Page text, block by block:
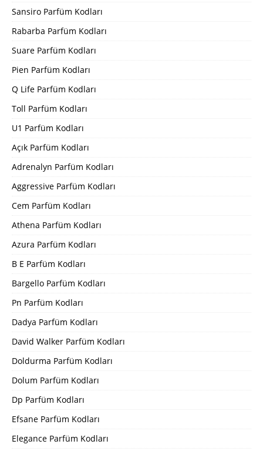
Sansiro Parfüm Kodları
Rabarba Parfüm Kodları
Suare Parfüm Kodları
Pien Parfüm Kodları
Q Life Parfüm Kodları
Toll Parfüm Kodları
U1 Parfüm Kodları
Açık Parfüm Kodları
Adrenalyn Parfüm Kodları
Aggressive Parfüm Kodları
Cem Parfüm Kodları
Athena Parfüm Kodları
Azura Parfüm Kodları
B E Parfüm Kodları
Bargello Parfüm Kodları
Pn Parfüm Kodları
Dadya Parfüm Kodları
David Walker Parfüm Kodları
Doldurma Parfüm Kodları
Dolum Parfüm Kodları
Dp Parfüm Kodları
Efsane Parfüm Kodları
Elegance Parfüm Kodları